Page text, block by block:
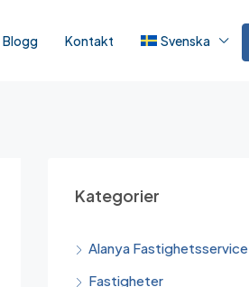
Blogg Kontakt Svenska
Kategorier
Alanya Fastighetsservice
Fastigheter